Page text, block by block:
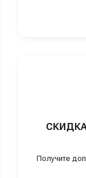
Получите